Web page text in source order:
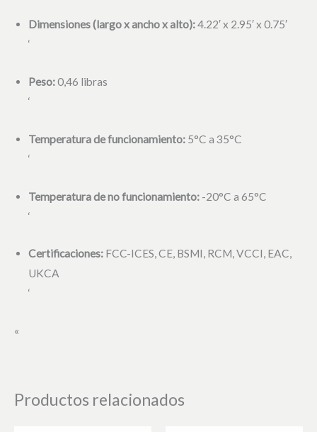
Dimensiones (largo x ancho x alto):4.22′ x 2.95′ x 0.75′
‘
Peso:0,46 libras
‘
Temperatura de funcionamiento: 5°C a 35°C
‘
Temperatura de no funcionamiento: -20°C a 65°C
‘
Certificaciones: FCC-ICES, CE, BSMI, RCM, VCCI, EAC,
UKCA
‘
«
Productos relacionados